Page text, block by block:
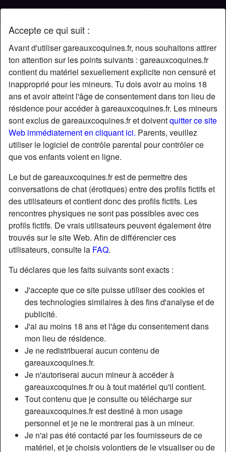
Accepte ce qui suit :
Avant d'utiliser gareauxcoquines.fr, nous souhaitons attirer
ton attention sur les points suivants : gareauxcoquines.fr
contient du matériel sexuellement explicite non censuré et
inapproprié pour les mineurs. Tu dois avoir au moins 18
ans et avoir atteint l'âge de consentement dans ton lieu de
résidence pour accéder à gareauxcoquines.fr. Les mineurs
sont exclus de gareauxcoquines.fr et doiventquitter ce site
Web immédiatement en cliquant ici. Parents, veuillez
utiliser le logiciel de contrôle parental pour contrôler ce
que vos enfants voient en ligne.
Le but de gareauxcoquines.fr est de permettre des
conversations de chat (érotiques) entre des profils fictifs et
des utilisateurs et contient donc des profils fictifs. Les
rencontres physiques ne sont pas possibles avec ces
profils fictifs. De vrais utilisateurs peuvent également être
trouvés sur le site Web. Afin de différencier ces
utilisateurs, consulte la FAQ.
Tu déclares que les faits suivants sont exacts :
J'accepte que ce site puisse utiliser des cookies et
des technologies similaires à des fins d'analyse et de
publicité.
J'ai au moins 18 ans et l'âge du consentement dans
mon lieu de résidence.
Je ne redistribuerai aucun contenu de
gareauxcoquines.fr.
Je n'autoriserai aucun mineur à accéder à
gareauxcoquines.fr ou à tout matériel qu'il contient.
Tout contenu que je consulte ou télécharge sur
gareauxcoquines.fr est destiné à mon usage
personnel et je ne le montrerai pas à un mineur.
Je n'ai pas été contacté par les fournisseurs de ce
matériel, et je choisis volontiers de le visualiser ou de
Profil de dede
starAjouter chatDiscuter !
Nickname:
Âge:
68
Département:
Aude
Sexe:
Sexualité:
Hétéro
Relation:
Couleur des cheveux:
Gris
Couleur des yeux:
Taille:
175 cm
Poids:
80 Kg
Épilé(e):
yes
Description